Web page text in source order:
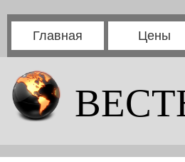
Главная Цены